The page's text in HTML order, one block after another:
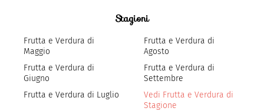
Stagioni
Frutta e Verdura di
Maggio
Frutta e Verdura di
Giugno
Frutta e Verdura di Luglio
Frutta e Verdura di
Agosto
Frutta e Verdura di
Settembre
Vedi Frutta e Verdura di
Stagione